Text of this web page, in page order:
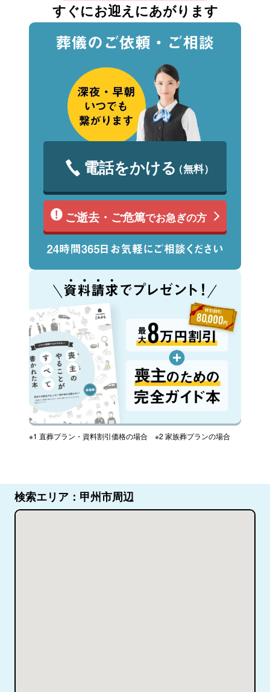
すぐにお迎えにあがります
電話をかける（無料）
ご逝去・ご危篤でお急ぎの方
※1 直葬プラン・資料割引価格の場合 ※2 家族葬プランの場合
検索エリア：甲州市周辺